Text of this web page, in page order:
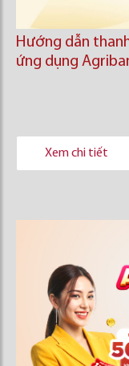
Hướng dẫn
ứng dụng
Xem chi tiết